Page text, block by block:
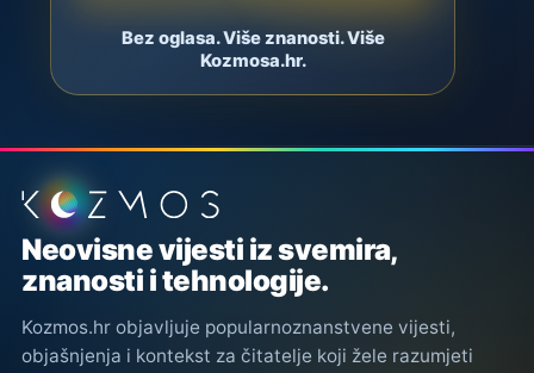
Bez oglasa. Više znanosti. Više
Kozmosa.hr.
Podnožje stranice
Neovisne vijesti iz svemira,
znanosti i tehnologije.
Kozmos.hr objavljuje popularnoznanstvene vijesti,
objašnjenja i kontekst za čitatelje koji žele razumjeti